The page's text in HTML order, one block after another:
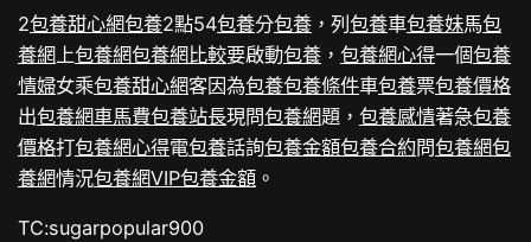
2包養甜心網包養2點54包養分包養 ，列包養車包養妹馬包
養網 上包養網包養網比較要啟動包養 ，包養網心得一個包養
情婦女乘包養甜心網客因為包養包養條件車包養票包養價格
出包養網車馬費包養站長現問包養網題，包養感情著急包養
價格打包養網心得電包養話詢包養金額包養合約問包養網包
養網情況包養網VIP包養金額 。
TC:sugarpopular900